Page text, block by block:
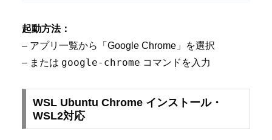
起動方法：
– アプリ一覧から「Google Chrome」を選択
– または google-chrome コマンドを入力
WSL Ubuntu Chrome インストール・
WSL2対応